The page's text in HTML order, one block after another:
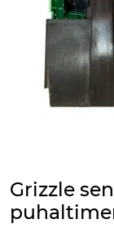
Grizzle